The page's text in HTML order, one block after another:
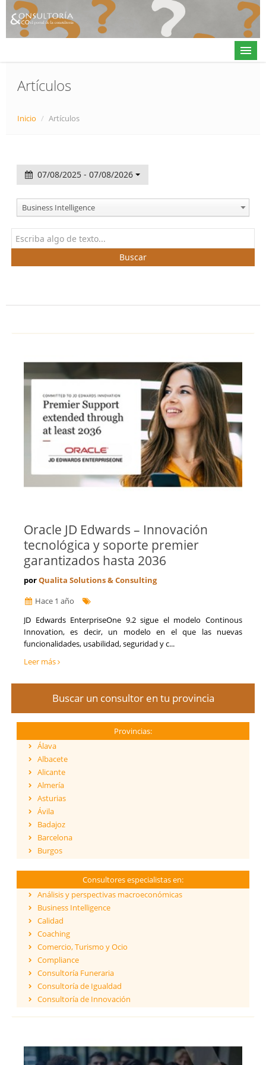
Contacto
𝕏
Artículos
Inicio / Artículos
07/08/2025 - 07/08/2026
Business Intelligence
Buscar
Oracle JD Edwards – Innovación
tecnológica y soporte premier
garantizados hasta 2036
porQualita Solutions & Consulting
Hace 1 año
JD Edwards EnterpriseOne 9.2 sigue el modelo Continous
Innovation, es decir, un modelo en el que las nuevas
funcionalidades, usabilidad, seguridad y c...
Leer más
Buscar un consultor en tu provincia
Provincias:
Álava
Albacete
Alicante
Almería
Asturias
Ávila
Badajoz
Barcelona
Burgos
Cantabria
Castellón
Ceuta
Ciudad Real
Córdoba
Cuenca
Girona
Granada
Guadalajara
Islas Baleares
Jaén
Consultores especialistas en:
Análisis y perspectivas macroeconómicas
Business Intelligence
Calidad
Coaching
Comercio, Turismo y Ocio
Compliance
Consultoría Funeraria
Consultoría de Igualdad
Consultoría de Innovación
Financiación de proyectos internacionales